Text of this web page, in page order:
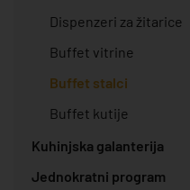
Dispenzeri za žitarice
Buffet vitrine
Buffet stalci
Buffet kutije
Kuhinjska galanterija
Jednokratni program